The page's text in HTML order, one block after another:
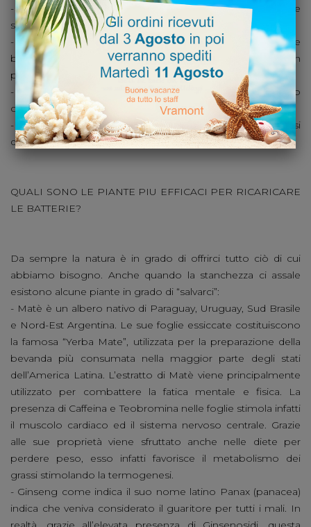
- Dormire almeno 8 ore per notte, evitando il più possibile
squilibri negli orari di addormentamento e di sveglia
- Mangiare cibi utili per ridare energia e benessere come
banane, spinaci, frutta secca, Arance e, perché no, anche un
po’ di Cioccolata!
- Bere molto per reidratare ogni singola cellula del nostro
organismo.
- Trovare del tempo da dedicare a noi stessi, regalandosi
qualche momento di relax.
QUALI SONO LE PIANTE PIU EFFICACI PER RICARICARE
LE BATTERIE?
Da sempre la natura è in grado di offrirci tutto ciò di cui
abbiamo bisogno. Anche quando la stanchezza ci assale
esistono alcune piante in grado di “salvarci”:
- Matè è un albero nativo di Paraguay, Uruguay, Sud Brasile
e Nord-Est Argentina. Le sue foglie essiccate costituiscono
la famosa “Yerba Mate”, utilizzata per la preparazione della
bevanda più consumata nella maggior parte degli stati
dell’America Latina. L’estratto di Matè viene principalmente
utilizzato per combattere la fatica mentale e fisica. La
presenza di Caffeina e Teobromina nelle foglie stimola infatti
il muscolo cardiaco ed il sistema nervoso centrale. Grazie
alle sue proprietà viene sfruttato anche nelle diete per
perdere peso, esso infatti favorisce il metabolismo dei
grassi stimolando la termogenesi.
- Ginseng come indica il suo nome latino Panax (panacea)
indica che veniva considerato il guaritore per tutti i mali. In